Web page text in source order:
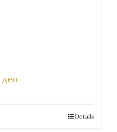
денCurrent
Details